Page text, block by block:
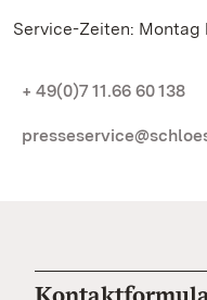
Service-Zeiten: Montag
+ 49(0)7 11.66 60 138